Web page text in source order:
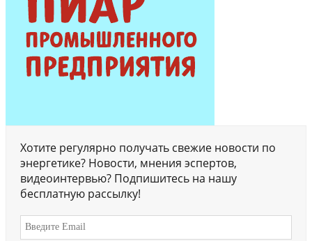
Хотите регулярно получать свежие новости по
энергетике? Новости, мнения эспертов,
видеоинтервью? Подпишитесь на нашу
бесплатную рассылку!